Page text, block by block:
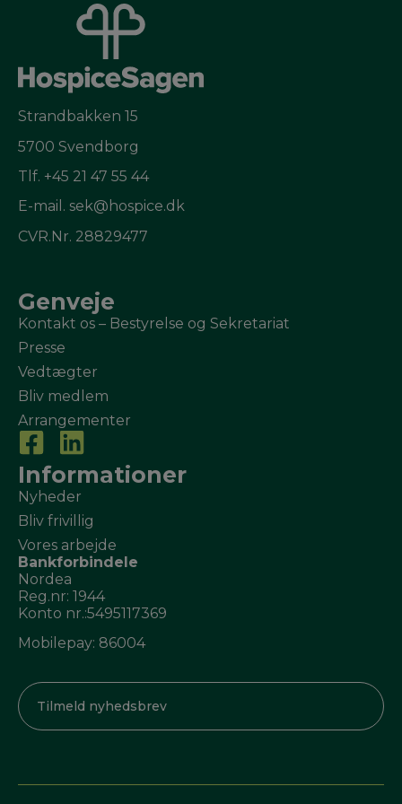
Strandbakken 15
5700 Svendborg
Tlf. +45 21 47 55 44
E-mail. sek@hospice.dk
CVR.Nr. 28829477
Genveje
Kontakt os – Bestyrelse og Sekretariat
Presse
Vedtægter
Bliv medlem
Arrangementer
Informationer
Nyheder
Bliv frivillig
Vores arbejde
Bankforbindele
Nordea
Reg.nr: 1944
Konto nr.:5495117369
Mobilepay: 86004
Tilmeld nyhedsbrev